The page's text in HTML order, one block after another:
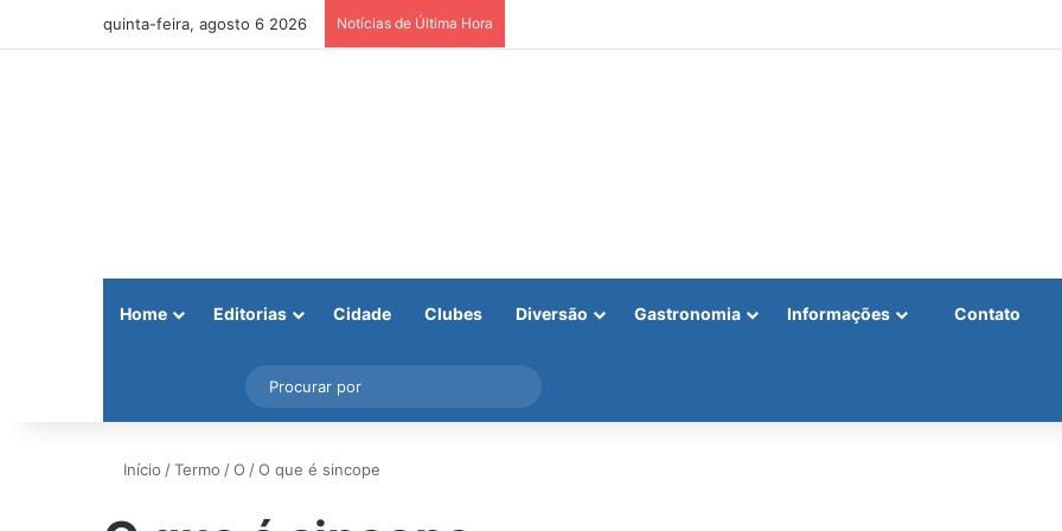
quinta-feira, agosto 6 2026 Notícias de Última Hora
Home Editorias Cidade Clubes Diversão Gastronomia Informações Contato
Instagram
Barra Lateral
por
Início /Termo /O /O que é sincope